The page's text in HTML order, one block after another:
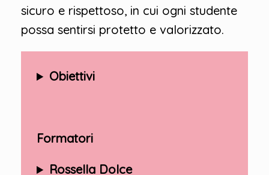
sicuro e rispettoso, in cui ogni studente
possa sentirsi protetto e valorizzato.
Obiettivi
Formatori
Rossella Dolce